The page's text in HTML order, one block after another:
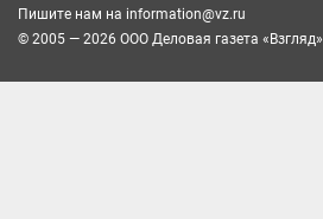
Пишите нам на information@vz.ru
© 2005 — 2026 ООО Деловая газета «Взгляд»